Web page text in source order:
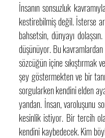
İnsanın sonsuzluk
kestirebilmiş değil. İsterse
bahsetsin, dünyayı
düşünüyor. Bu
sözcüğün içine sıkıştırmak
şey göstermekten ve bir
sorgularken kendini elden
yandan. İnsan, varoluşunu
kesinlik istiyor. Bir tercih
kendini kaybedecek. Kim